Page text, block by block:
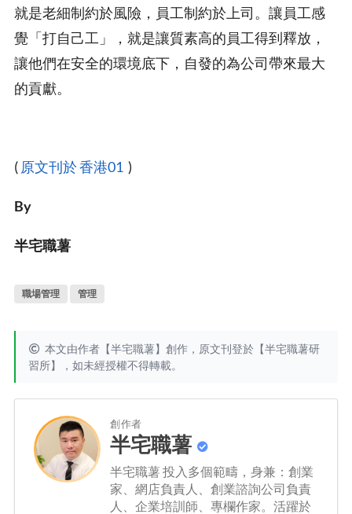
就是老細制約於風險，員工制約於上司。讓員工感
覺「打自己工」，就是讓質素高的員工得到釋放，
讓他們在安全的環境底下，自發的為公司帶來最大
的貢獻。
( 原文刊於 香港01 )
By
半宅職薯
職場管理 管理
本文由作者【半宅職薯】創作，原文刊登於【半宅職薯研
習所】，如未經授權不得轉載。
創作者
半宅職薯
半宅職薯 投入多個範疇，身兼：創業
家、網店負責人、創業諮詢公司負責
人、企業培訓師、專欄作家。活躍於